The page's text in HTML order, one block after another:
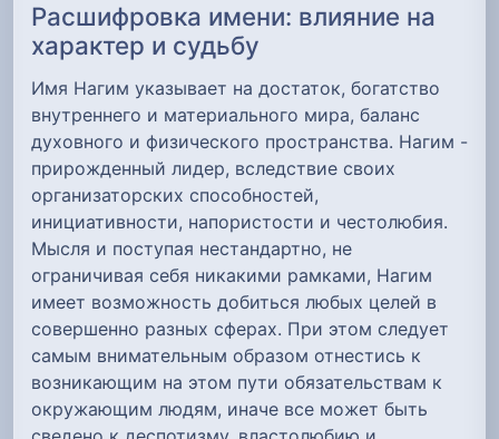
Расшифровка имени: влияние на
характер и судьбу
Имя Нагим указывает на достаток, богатство
внутреннего и материального мира, баланс
духовного и физического пространства. Нагим -
прирожденный лидер, вследствие своих
организаторских способностей,
инициативности, напористости и честолюбия.
Мысля и поступая нестандартно, не
ограничивая себя никакими рамками, Нагим
имеет возможность добиться любых целей в
совершенно разных сферах. При этом следует
самым внимательным образом отнестись к
возникающим на этом пути обязательствам к
окружающим людям, иначе все может быть